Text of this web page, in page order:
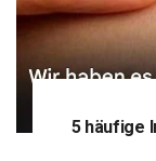
5 häufige